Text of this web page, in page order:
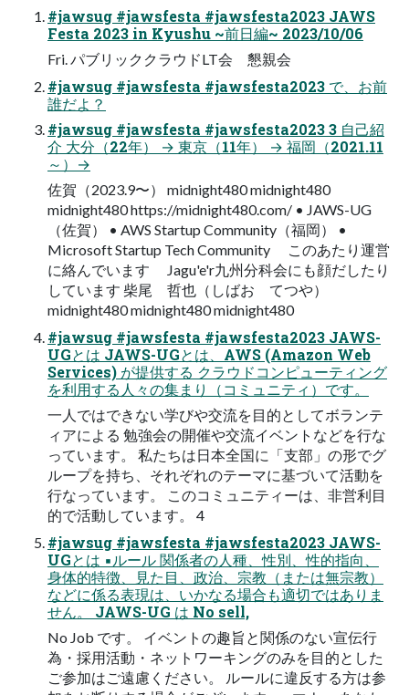
#jawsug #jawsfesta #jawsfesta2023 JAWS
Festa 2023 in Kyushu ~前日編~ 2023/10/06
Fri. パブリッククラウドLT会 懇親会
#jawsug #jawsfesta #jawsfesta2023 で、お前
誰だよ？
#jawsug #jawsfesta #jawsfesta2023 3 自己紹
介 大分（22年） → 東京（11年） → 福岡（2021.11
～）→
佐賀（2023.9〜） midnight480 midnight480
midnight480 https://midnight480.com/ • JAWS-UG
（佐賀） • AWS Startup Community（福岡） •
Microsoft Startup Tech Community このあたり運営
に絡んでいます Jagu'e'r九州分科会にも顔だしたり
しています 柴尾 哲也（しばお てつや）
midnight480 midnight480 midnight480
#jawsug #jawsfesta #jawsfesta2023 JAWS-
UGとは JAWS-UGとは、AWS (Amazon Web
Services) が提供する クラウドコンピューティング
を利用する人々の集まり（コミュニティ）です。
一人ではできない学びや交流を目的としてボランテ
ィアによる 勉強会の開催や交流イベントなどを行な
っています。 私たちは日本全国に「支部」の形でグ
ループを持ち、それぞれのテーマに基づいて活動を
行なっています。 このコミュニティーは、非営利目
的で活動しています。 4
#jawsug #jawsfesta #jawsfesta2023 JAWS-
UGとは ▪ルール 関係者の人種、性別、性的指向、
身体的特徴、見た目、政治、宗教（または無宗教）
などに係る表現は、いかなる場合も適切ではありま
せん。 JAWS-UG は No sell,
No Job です。 イベントの趣旨と関係のない宣伝行
為・採用活動・ネットワーキングのみを目的とした
ご参加はご遠慮ください。 ルールに違反する方は参